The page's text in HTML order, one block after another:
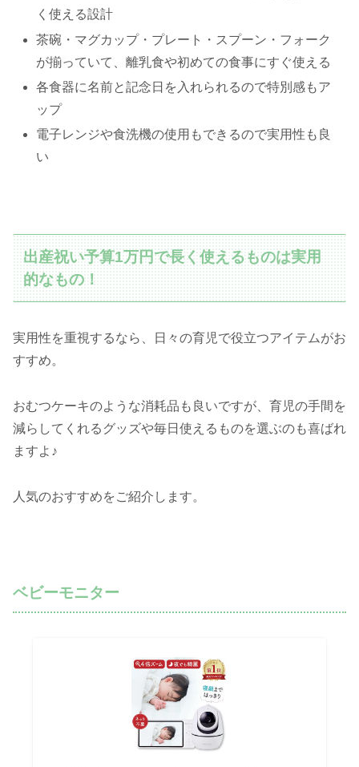
く使える設計
茶碗・マグカップ・プレート・スプーン・フォーク
が揃っていて、離乳食や初めての食事にすぐ使える
各食器に名前と記念日を入れられるので特別感もア
ップ
電子レンジや食洗機の使用もできるので実用性も良
い
出産祝い予算1万円で長く使えるものは実用
的なもの！
実用性を重視するなら、日々の育児で役立つアイテムがお
すすめ。
おむつケーキのような消耗品も良いですが、育児の手間を
減らしてくれるグッズや毎日使えるものを選ぶのも喜ばれ
ますよ♪
人気のおすすめをご紹介します。
ベビーモニター